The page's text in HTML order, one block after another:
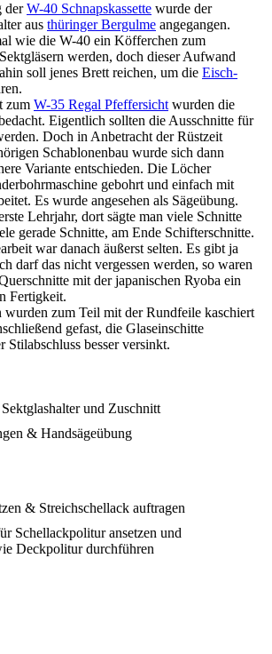
derW-40 Schnapskassette wurde der
aus thüringer Bergulme angegangen.
wie die W-40 ein Köfferchen zum
werden, doch dieser Aufwand
soll jenes Brett reichen, um die Eisch-
zum W-35 Regal Pfeffersicht wurden die
Eigentlich sollten die Ausschnitte für
Doch in Anbetracht der Rüstzeit
Schablonenbau wurde sich dann
Variante entschieden. Die Löcher
gebohrt und einfach mit
Es wurde angesehen als Sägeübung.
Lehrjahr, dort sägte man viele Schnitte
gerade Schnitte, am Ende Schifterschnitte.
war danach äußerst selten. Es gibt ja
darf das nicht vergessen werden, so waren
mit der japanischen Ryoba ein
Fertigkeit.
zum Teil mit der Rundfeile kaschiert
gefast, die Glaseinschitte
Stilabschluss besser versinkt.
und Zuschnitt
& Handsägeübung
& Streichschellack auftragen
Schellackpolitur ansetzen und
Deckpolitur durchführen